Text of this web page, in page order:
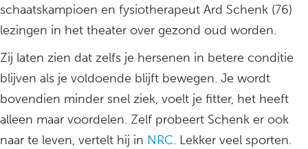
schaatskampioen en fysiotherapeut Ard Schenk (76)
lezingen in het theater over gezond oud worden.
Zij laten zien dat zelfs je hersenen in betere conditie
blijven als je voldoende blijft bewegen. Je wordt
bovendien minder snel ziek, voelt je fitter, het heeft
alleen maar voordelen. Zelf probeert Schenk er ook
naar te leven, vertelt hij in NRC. Lekker veel sporten.